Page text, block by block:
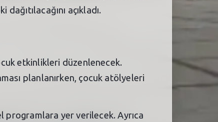
açıkladı.
etkinlikleri düzenlenecek.
planlanırken, çocuk atölyeleri
programlara yer verilecek. Ayrıca